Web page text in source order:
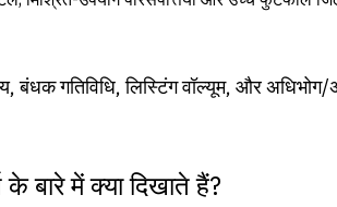
गतिविधि, लिस्टिंग वॉल्यूम, और अधिभोग/
बारे में क्या दिखाते हैं?